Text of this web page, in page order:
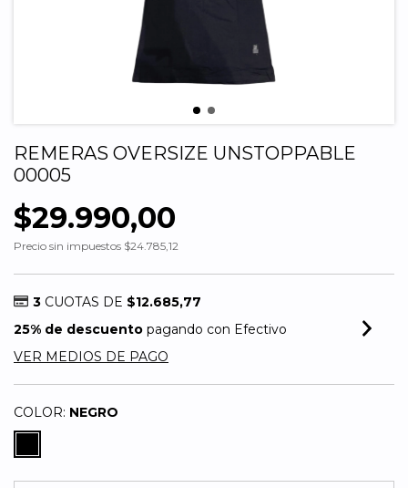
REMERAS OVERSIZE UNSTOPPABLE
00005
$29.990,00
Precio sin impuestos $24.785,12
3 CUOTAS DE $12.685,77
25% de descuento pagando con Efectivo
VER MEDIOS DE PAGO
COLOR: NEGRO